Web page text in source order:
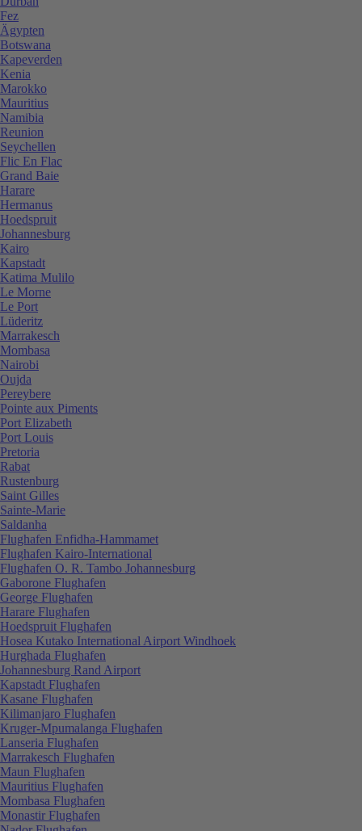
Fez
Ägypten
Botswana
Kapeverden
Kenia
Marokko
Mauritius
Namibia
Reunion
Seychellen
Flic En Flac
Grand Baie
Harare
Hermanus
Hoedspruit
Johannesburg
Kairo
Kapstadt
Katima Mulilo
Le Morne
Le Port
Lüderitz
Marrakesch
Mombasa
Nairobi
Oujda
Pereybere
Pointe aux Piments
Port Elizabeth
Port Louis
Pretoria
Rabat
Rustenburg
Saint Gilles
Sainte-Marie
Saldanha
Flughafen Enfidha-Hammamet
Flughafen Kairo-International
Flughafen O. R. Tambo Johannesburg
Gaborone Flughafen
George Flughafen
Harare Flughafen
Hoedspruit Flughafen
Hosea Kutako International Airport Windhoek
Hurghada Flughafen
Johannesburg Rand Airport
Kapstadt Flughafen
Kasane Flughafen
Kilimanjaro Flughafen
Kruger-Mpumalanga Flughafen
Lanseria Flughafen
Marrakesch Flughafen
Maun Flughafen
Mauritius Flughafen
Mombasa Flughafen
Monastir Flughafen